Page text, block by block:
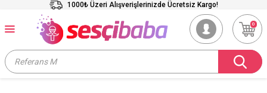
1000₺ Üzeri Alışverişlerinizde Ücretsiz Kargo!
0